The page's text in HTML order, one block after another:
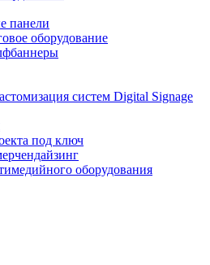
панели
оборудование
cистем Digital Signage
под ключ
оборудования